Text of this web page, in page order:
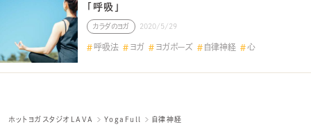
「呼吸」
カラダのヨガ 2020/5/29
呼吸法 ヨガ ヨガポーズ 自律神経 心
ホットヨガスタジオLAVA YogaFull 自律神経